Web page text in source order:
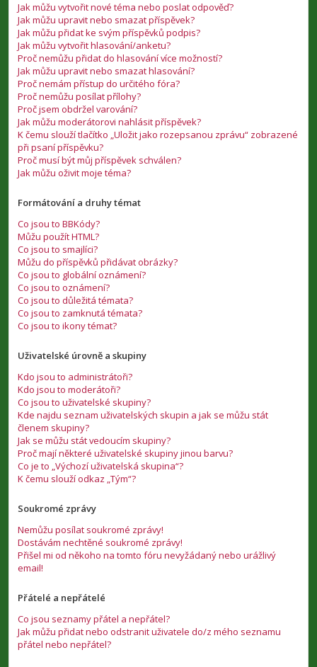
Jak můžu vytvořit nové téma nebo poslat odpověď?
Jak můžu upravit nebo smazat příspěvek?
Jak můžu přidat ke svým příspěvků podpis?
Jak můžu vytvořit hlasování/anketu?
Proč nemůžu přidat do hlasování více možností?
Jak můžu upravit nebo smazat hlasování?
Proč nemám přístup do určitého fóra?
Proč nemůžu posílat přílohy?
Proč jsem obdržel varování?
Jak můžu moderátorovi nahlásit příspěvek?
K čemu slouží tlačítko „Uložit jako rozepsanou zprávu“ zobrazené
při psaní příspěvku?
Proč musí být můj příspěvek schválen?
Jak můžu oživit moje téma?
Formátování a druhy témat
Co jsou to BBKódy?
Můžu použít HTML?
Co jsou to smajlíci?
Můžu do příspěvků přidávat obrázky?
Co jsou to globální oznámení?
Co jsou to oznámení?
Co jsou to důležitá témata?
Co jsou to zamknutá témata?
Co jsou to ikony témat?
Uživatelské úrovně a skupiny
Kdo jsou to administrátoři?
Kdo jsou to moderátoři?
Co jsou to uživatelské skupiny?
Kde najdu seznam uživatelských skupin a jak se můžu stát
členem skupiny?
Jak se můžu stát vedoucím skupiny?
Proč mají některé uživatelské skupiny jinou barvu?
Co je to „Výchozí uživatelská skupina“?
K čemu slouží odkaz „Tým“?
Soukromé zprávy
Nemůžu posílat soukromé zprávy!
Dostávám nechtěné soukromé zprávy!
Přišel mi od někoho na tomto fóru nevyžádaný nebo urážlivý
email!
Přátelé a nepřátelé
Co jsou seznamy přátel a nepřátel?
Jak můžu přidat nebo odstranit uživatele do/z mého seznamu
přátel nebo nepřátel?